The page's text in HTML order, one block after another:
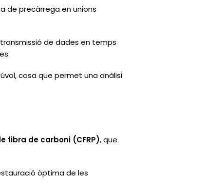
de precàrrega en unions
de dades en temps
cosa que permet una anàlisi
fibra de carboni (CFRP), que
òptima de les